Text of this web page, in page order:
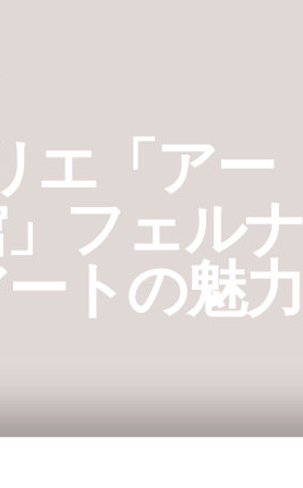
エ「アー
フェルナ
トの魅力